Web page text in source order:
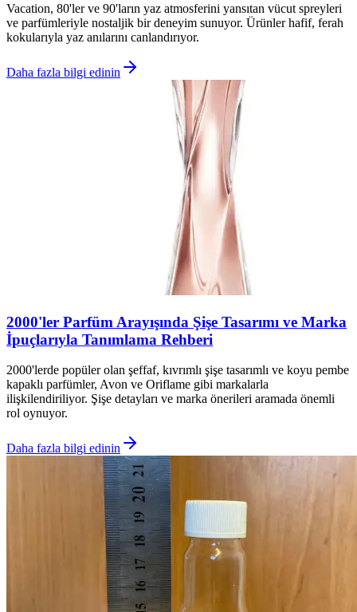
Vacation, 80'ler ve 90'ların yaz atmosferini yansıtan vücut spreyleri
ve parfümleriyle nostaljik bir deneyim sunuyor. Ürünler hafif, ferah
kokularıyla yaz anılarını canlandırıyor.
Daha fazla bilgi edinin
2000'ler Parfüm Arayışında Şişe Tasarımı ve Marka
İpuçlarıyla Tanımlama Rehberi
2000'lerde popüler olan şeffaf, kıvrımlı şişe tasarımlı ve koyu pembe
kapaklı parfümler, Avon ve Oriflame gibi markalarla
ilişkilendiriliyor. Şişe detayları ve marka önerileri aramada önemli
rol oynuyor.
Daha fazla bilgi edinin